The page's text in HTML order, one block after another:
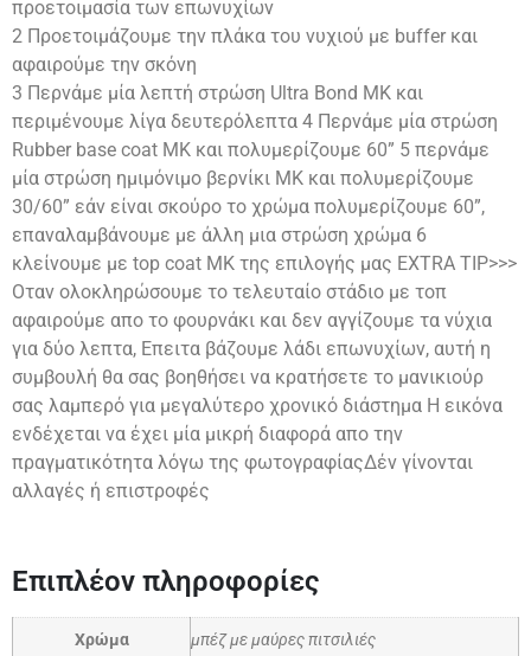
προετοιμασία των επωνυχίων
2 Προετοιμάζουμε την πλάκα του νυχιού με buffer και
αφαιρούμε την σκόνη
3 Περνάμε μία λεπτή στρώση Ultra Bond MK και
περιμένουμε λίγα δευτερόλεπτα 4 Περνάμε μία στρώση
Rubber base coat MK και πολυμερίζουμε 60” 5 περνάμε
μία στρώση ημιμόνιμο βερνίκι ΜΚ και πολυμερίζουμε
30/60” εάν είναι σκούρο το χρώμα πολυμερίζουμε 60”,
επαναλαμβάνουμε με άλλη μια στρώση χρώμα 6
κλείνουμε με top coat ΜΚ της επιλογής μας EXTRA TIP>>>
Οταν ολοκληρώσουμε το τελευταίο στάδιο με τοπ
αφαιρούμε απο το φουρνάκι και δεν αγγίζουμε τα νύχια
για δύο λεπτα, Επειτα βάζουμε λάδι επωνυχίων, αυτή η
συμβουλή θα σας βοηθήσει να κρατήσετε το μανικιούρ
σας λαμπερό για μεγαλύτερο χρονικό διάστημα Η εικόνα
ενδέχεται να έχει μία μικρή διαφορά απο την
πραγματικότητα λόγω της φωτογραφίαςΔέν γίνονται
αλλαγές ή επιστροφές
Επιπλέον πληροφορίες
Χρώμα μπέζ με μαύρες πιτσιλιές